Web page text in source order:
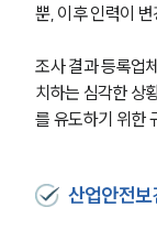
뿐, 이후 인력이
조사 결과 등록업
치하는 심각한 상
를 유도하기 위한
산업안전보